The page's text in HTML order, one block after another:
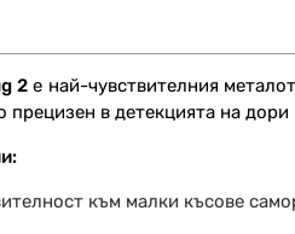
2 е най-чувствителния
прецизен в детекцията на
към малки късове